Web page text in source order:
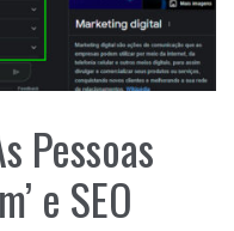
Pessoas
e SEO